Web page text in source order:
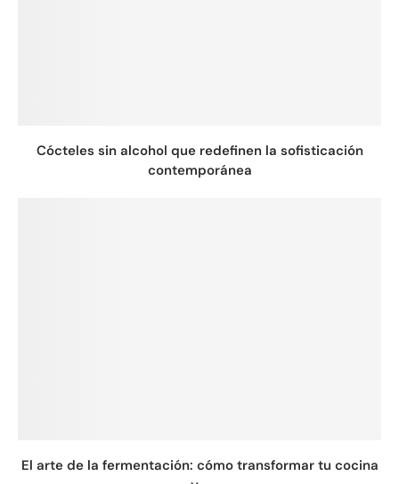
Cócteles sin alcohol que redefinen la sofisticación
contemporánea
El arte de la fermentación: cómo transformar tu cocina